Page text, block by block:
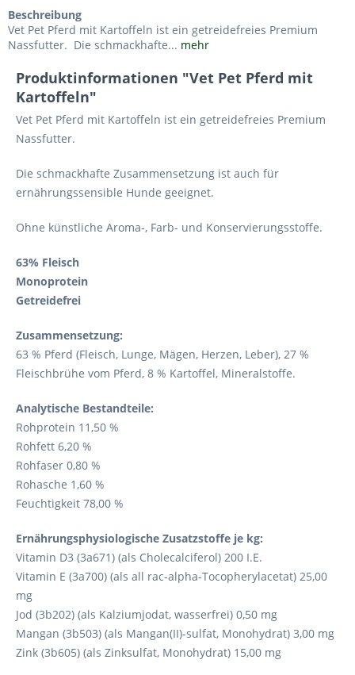
Beschreibung
Vet Pet Pferd mit Kartoffeln ist ein getreidefreies Premium
Nassfutter. Die schmackhafte... mehr
Produktinformationen "Vet Pet Pferd mit
Kartoffeln"
Vet Pet Pferd mit Kartoffeln ist ein getreidefreies Premium
Nassfutter.
Die schmackhafte Zusammensetzung ist auch für
ernährungssensible Hunde geeignet.
Ohne künstliche Aroma-, Farb- und Konservierungsstoffe.
63% Fleisch
Monoprotein
Getreidefrei
Zusammensetzung:
63 % Pferd (Fleisch, Lunge, Mägen, Herzen, Leber), 27 %
Fleischbrühe vom Pferd, 8 % Kartoffel, Mineralstoffe.
Analytische Bestandteile:
Rohprotein 11,50 %
Rohfett 6,20 %
Rohfaser 0,80 %
Rohasche 1,60 %
Feuchtigkeit 78,00 %
Ernährungsphysiologische Zusatzstoffe je kg:
Vitamin D3 (3a671) (als Cholecalciferol) 200 I.E.
Vitamin E (3a700) (als all rac-alpha-Tocopherylacetat) 25,00
mg
Jod (3b202) (als Kalziumjodat, wasserfrei) 0,50 mg
Mangan (3b503) (als Mangan(II)-sulfat, Monohydrat) 3,00 mg
Zink (3b605) (als Zinksulfat, Monohydrat) 15,00 mg